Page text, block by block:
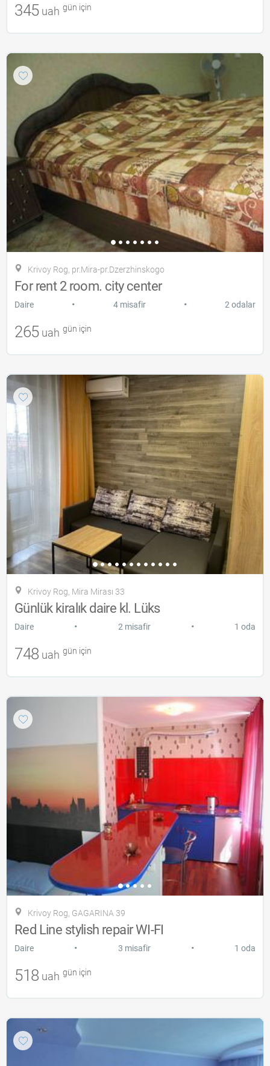
345 uah gün için
Krivoy Rog, pr.Mira-pr.Dzerzhinskogo
For rent 2 room. city ​​center
Daire • 4 misafir • 2 odalar
265 uah gün için
Krivoy Rog, Mira Mirası 33
Günlük kiralık daire kl. Lüks
Daire • 2 misafir • 1 oda
748 uah gün için
Krivoy Rog, GAGARINA 39
Red Line stylish repair WI-FI
Daire • 3 misafir • 1 oda
518 uah gün için